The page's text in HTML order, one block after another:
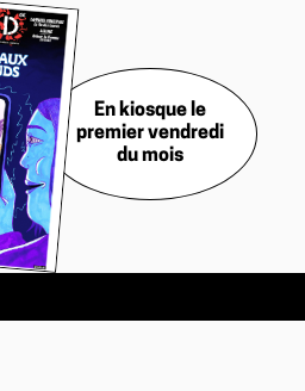
En kiosque le
premier vendredi
du mois